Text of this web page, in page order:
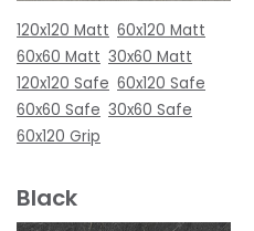
120x120 Matt 60x120 Matt
60x60 Matt 30x60 Matt
120x120 Safe 60x120 Safe
60x60 Safe 30x60 Safe
60x120 Grip
Black